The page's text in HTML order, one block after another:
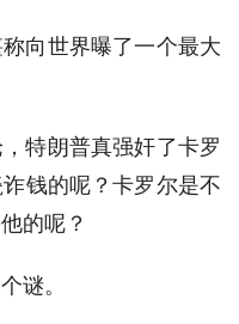
向世界曝了一个最大
特朗普真强奸了卡罗
钱的呢？卡罗尔是不
的呢？
谜。